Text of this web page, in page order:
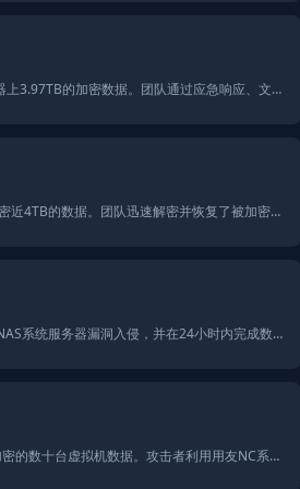
SolarSecurity成功解密了Phobos勒索病毒的jopanaxye变种，恢复了某集团公司12台服务器上3.97TB的加密数据。团队通过应急响应、文件解密及后门排查，帮助企业恢复数据并加强系统防护，防止类似勒索攻击再次发生。
SolarSecurity成功应对Phobos勒索病毒2700变种，通过RDP暴力破解入侵企业服务器并加密近4TB的数据。团队迅速解密并恢复了被加密的文件，排查了多个后门并加强了系统安全防护，帮助企业提高抵御勒索病毒的能力。
SolarSecurity成功恢复了某房地产公司因rmallox勒索病毒导致的加密数据。此次攻击通过NAS系统服务器漏洞入侵，并在24小时内完成数据解密和系统修复。团队还进行了后门排查和系统加固，并提供了全面的安全评估和渗透测试服务，确保系统免受未来威胁。
SolarSecurity通过多款国产内网渗透工具，成功恢复了一家影视公司在勒索病毒攻击中被加密的数十台虚拟机数据。攻击者利用用友NC系统漏洞和内网工具实施勒索，最终公司通过渗透测试和漏洞修复恢复了22.45TB的加密数据，并对系统进行全面的安全加固。